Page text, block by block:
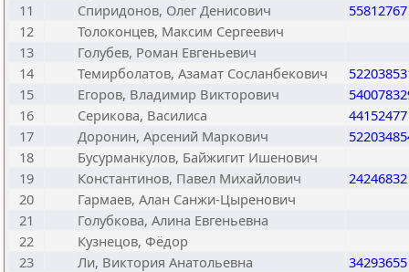
11
Спиридонов, Олег Денисович
55812767
12
Толоконцев, Максим Сергеевич
13
Голубев, Роман Евгеньевич
14
Темирболатов, Азамат Сосланбекович
15
Егоров, Владимир Викторович
16
Серикова, Василиса
44152477
17
Доронин, Арсений Маркович
18
Бусурманкулов, Байжигит Ишенович
19
Константинов, Павел Михайлович
24246832
20
Гармаев, Алан Санжи-Цыренович
21
Голубкова, Алина Евгеньевна
22
Кузнецов, Фёдор
23
Ли, Виктория Анатольевна
34293655